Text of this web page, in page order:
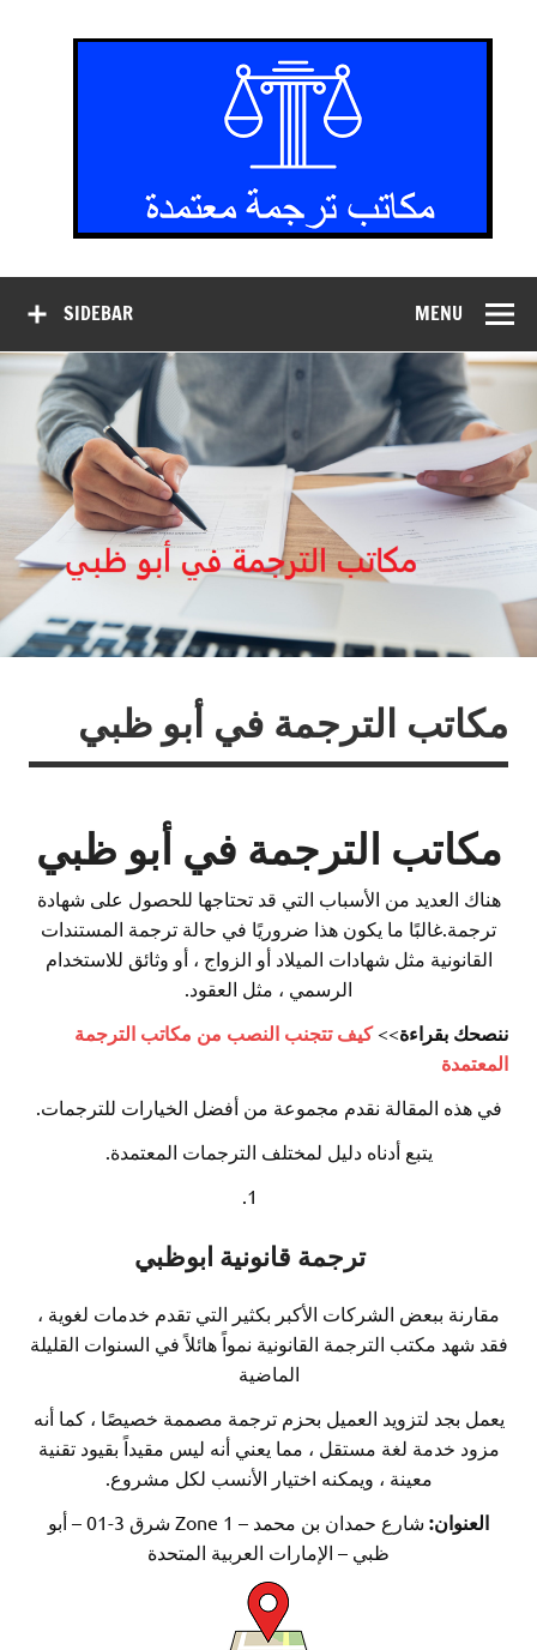
مكاتب
SIDEBAR MENU
الترجمة في أبو ظبي
الترجمة في أبو ظبي
العديد من الأسباب التي قد تحتاجها للحصول على شهادة
ما يكون هذا ضروريًا في حالة ترجمة المستندات
مثل شهادات الميلاد أو الزواج ، أو وثائق للاستخدام
الرسمي ، مثل العقود.
بقراءة>>كيف تتجنب النصب من مكاتب الترجمة
المقالة نقدم مجموعة من أفضل الخيارات للترجمات.
يتبع أدناه دليل لمختلف الترجمات المعتمدة.
ترجمة قانونية ابوظبي
ببعض الشركات الأكبر بكثير التي تقدم خدمات لغوية ،
مكتب الترجمة القانونية نمواً هائلاً في السنوات القليلة
بجد لتزويد العميل بحزم ترجمة مصممة خصيصًا ، كما أنه
خدمة لغة مستقل ، مما يعني أنه ليس مقيداً بقيود تقنية
معينة ، ويمكنه اختيار الأنسب لكل مشروع.
شارع حمدان بن محمد – Zone 1 شرق 3-01 – أبو
ظبي – الإمارات العربية المتحدة